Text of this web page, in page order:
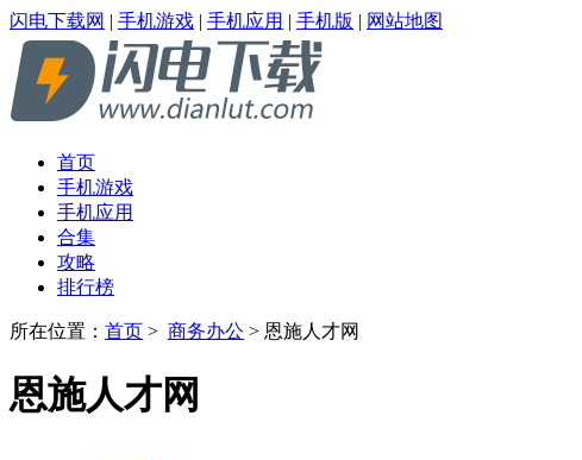
闪电下载网 | 手机游戏 | 手机应用 | 手机版 | 网站地图
首页
手机游戏
手机应用
合集
攻略
排行榜
所在位置： 首页 > 商务办公 > 恩施人才网
恩施人才网